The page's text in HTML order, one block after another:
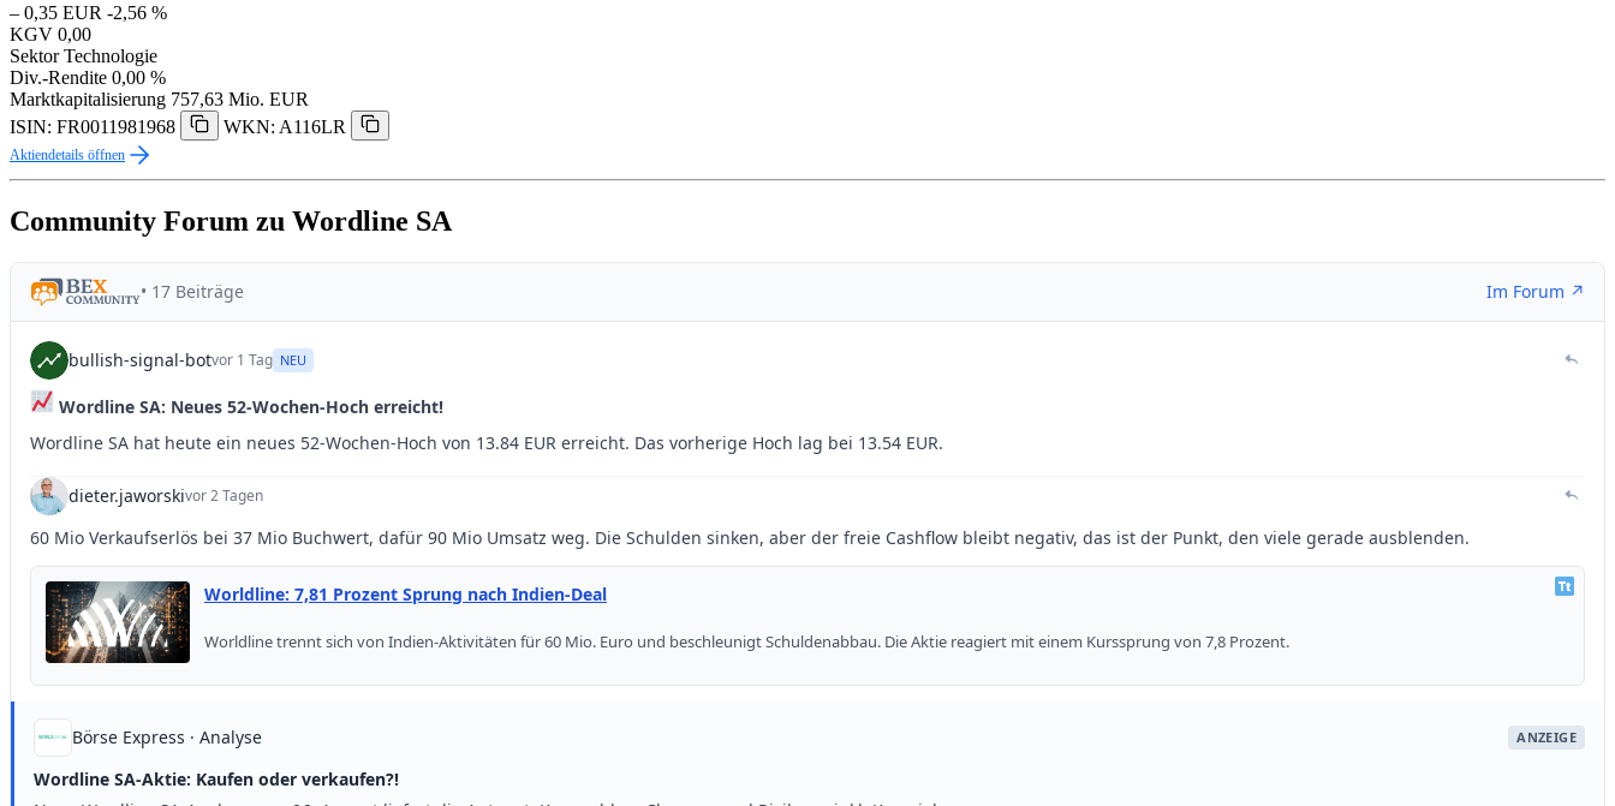
– 0,35 EUR -2,56 %
KGV 0,00
Sektor Technologie
Div.-Rendite 0,00 %
Marktkapitalisierung 757,63 Mio. EUR
ISIN: FR0011981968
WKN: A116LR
Aktiendetails öffnen
Community Forum zu Wordline SA